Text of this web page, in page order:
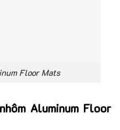
Floor Mats
Aluminum Floor